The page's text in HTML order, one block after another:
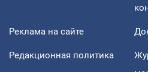
Реклама на сайте
Редакционная политика